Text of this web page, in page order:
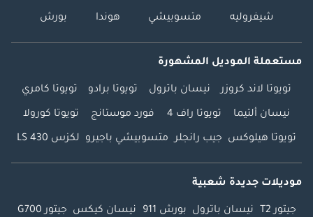
شيفروليه متسوبيشي هوندا بورش
مستعملة الموديل المشهورة
تويوتا لاند كروزر نيسان باترول تويوتا برادو تويوتا كامري
نيسان ألتيما تويوتا راف 4 فورد موستانج تويوتا كورولا
تويوتا هيلوكس جيب رانجلر متسوبيشي باجيرو لكزس LS 430
موديلات جديدة شعبية
جيتور T2 نيسان باترول بورش 911 نيسان كيكس جيتور G700